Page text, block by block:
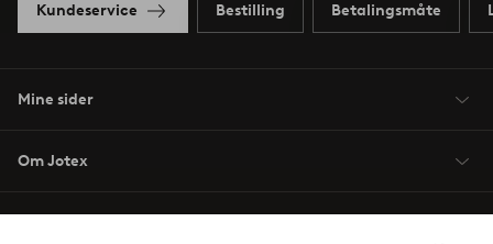
Kundeservice Bestilling Betalingsmåte
Mine sider
Om Jotex